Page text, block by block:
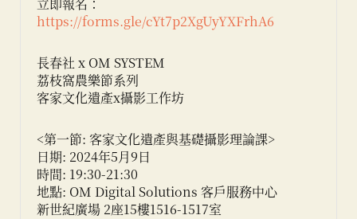
https://forms.gle/cYt7p2XgUyYXFrhA6
長春社 x OM SYSTEM
荔枝窩農樂節系列
客家文化遺產x攝影工作坊
<第一節: 客家文化遺產與基礎攝影理論課>
日期: 2024年5月9日
時間: 19:30-21:30
地點: OM Digital Solutions 客戶服務中心
新世紀廣場 2座15樓1516-1517室